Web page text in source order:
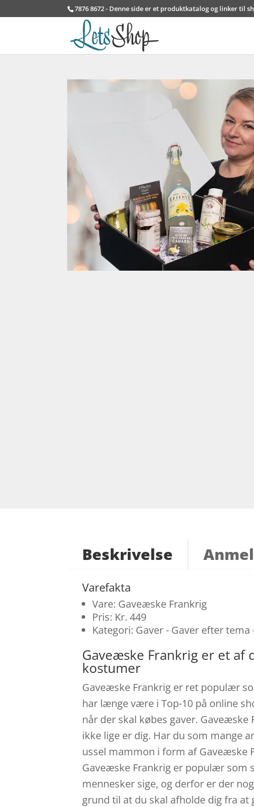
7876 8672 - Denne side er et produktkatalog og linker til
Beskrivelse
Varefakta
Vare: Gaveæske Frankrig
Pris: Kr. 449
Kategori: Gaver - Gaver efter
Gaveæske Frankrig er et
kostumer
Gaveæske Frankrig er ret populær
har længe være i Top-10 på online
når der skal købes gaver.
ikke lige er dig. Har du som mange
ussel mammon i form af Gaveæske
Gaveæske Frankrig er populær som
mennesker sige, og derfor er der
grund til at du skal afholde dig fra